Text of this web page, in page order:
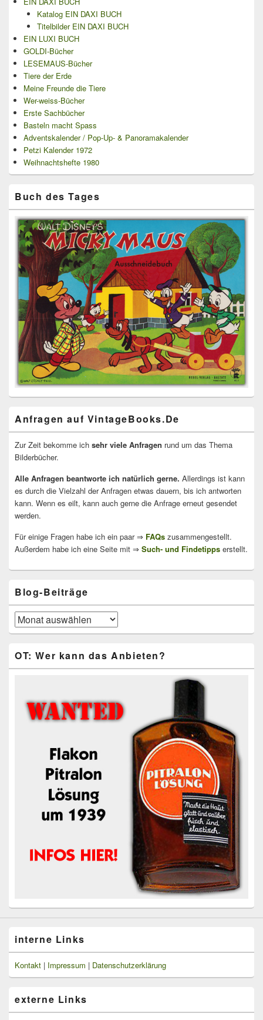
Katalog EIN DAXI BUCH
Titelbilder EIN DAXI BUCH
EIN LUXI BUCH
GOLDI-Bücher
LESEMAUS-Bücher
Tiere der Erde
Meine Freunde die Tiere
Wer-weiss-Bücher
Erste Sachbücher
Basteln macht Spass
Adventskalender / Pop-Up- & Panoramakalender
Petzi Kalender 1972
Weihnachtshefte 1980
Buch des Tages
Anfragen auf VintageBooks.De
Zur Zeit bekomme ich sehr viele Anfragen rund um das Thema
Bilderbücher.
Alle Anfragen beantworte ich natürlich gerne. Allerdings ist kann
es durch die Vielzahl der Anfragen etwas dauern, bis ich antworten
kann. Wenn es eilt, kann auch gerne die Anfrage erneut gesendet
werden.
Für einige Fragen habe ich ein paar ⇒ FAQs zusammengestellt.
Außerdem habe ich eine Seite mit ⇒ Such- und Findetipps erstellt.
Blog-Beiträge
Blog-
Beiträge
OT: Wer kann das Anbieten?
interne Links
Kontakt | Impressum | Datenschutzerklärung
externe Links